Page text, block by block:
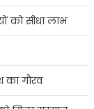
को सीधा लाभ
का गौरव